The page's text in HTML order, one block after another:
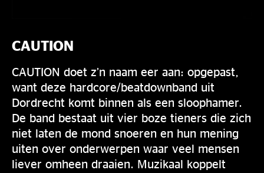
CAUTION
CAUTION doet z’n naam eer aan: opgepast,
want deze hardcore/beatdownband uit
Dordrecht komt binnen als een sloophamer.
De band bestaat uit vier boze tieners die zich
niet laten de mond snoeren en hun mening
uiten over onderwerpen waar veel mensen
liever omheen draaien. Muzikaal koppelt